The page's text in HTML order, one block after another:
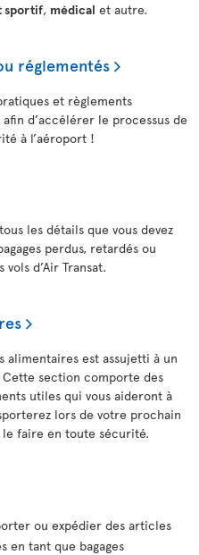
sportif, médical et autre.
réglementés
et règlements
d’accélérer le processus de
à l’aéroport !
les détails que vous devez
perdus, retardés ou
d’Air Transat.
alimentaires est assujetti à un
section comporte des
utiles qui vous aideront à
lors de votre prochain
le faire en toute sécurité.
ou expédier des articles
en tant que bagages